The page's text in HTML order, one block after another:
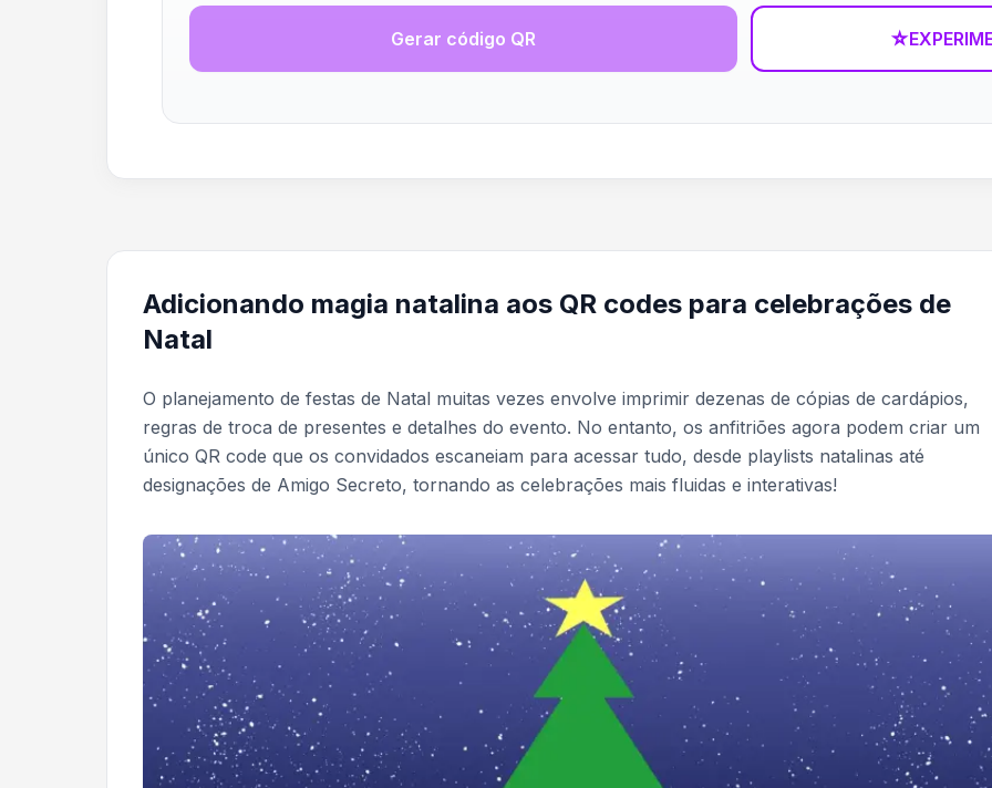
Gerar código QR ☆
Adicionando magia natalina aos QR codes para celebrações de
Natal
O planejamento de festas de Natal muitas vezes envolve imprimir dezenas de cópias de cardápios,
regras de troca de presentes e detalhes do evento. No entanto, os anfitriões agora podem criar um
único QR code que os convidados escaneiam para acessar tudo, desde playlists natalinas até
designações de Amigo Secreto, tornando as celebrações mais fluidas e interativas!